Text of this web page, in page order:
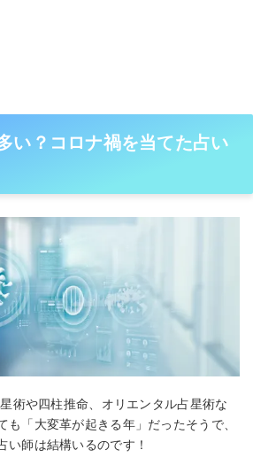
い？コロナ禍を当てた占い
術や四柱推命、オリエンタル占星術な
も「大変革が起きる年」だったそうで、
い師は結構いるのです！